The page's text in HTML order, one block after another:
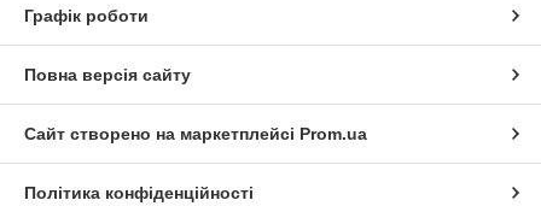
Графік роботи
Повна версія сайту
Сайт створено на маркетплейсі Prom.ua
Політика конфіденційності